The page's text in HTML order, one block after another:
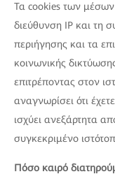
Τα cookies των μέσων
διεύθυνση IP και τη
περιήγησης και τα
κοινωνικής
επιτρέποντας στον
αναγνωρίσει ότι
ισχύει ανεξάρτητα
συγκεκριμένο
Πόσο καιρό